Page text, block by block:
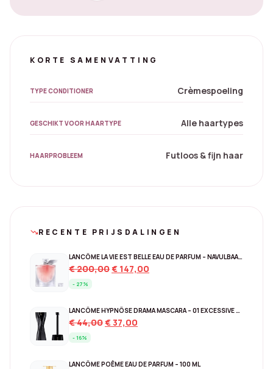
KORTE SAMENVATTING
TYPE CONDITIONER Crèmespoeling
GESCHIKT VOOR HAARTYPE Alle haartypes
HAARPROBLEEM Futloos & fijn haar
trending_downRECENTE PRIJSDALINGEN
LANCÔME LA VIE EST BELLE EAU DE PARFUM – NAVULBAAR 150 ML
€200,00Original
€ 200,00.
€ 147,00
- 27%
LANCÔME HYPNÔSE DRAMA MASCARA – 01 EXCESSIVE BLACK
€44,00Original
€ 44,00.
€37,00
- 16%
LANCÔME POÊME EAU DE PARFUM – 100 ML